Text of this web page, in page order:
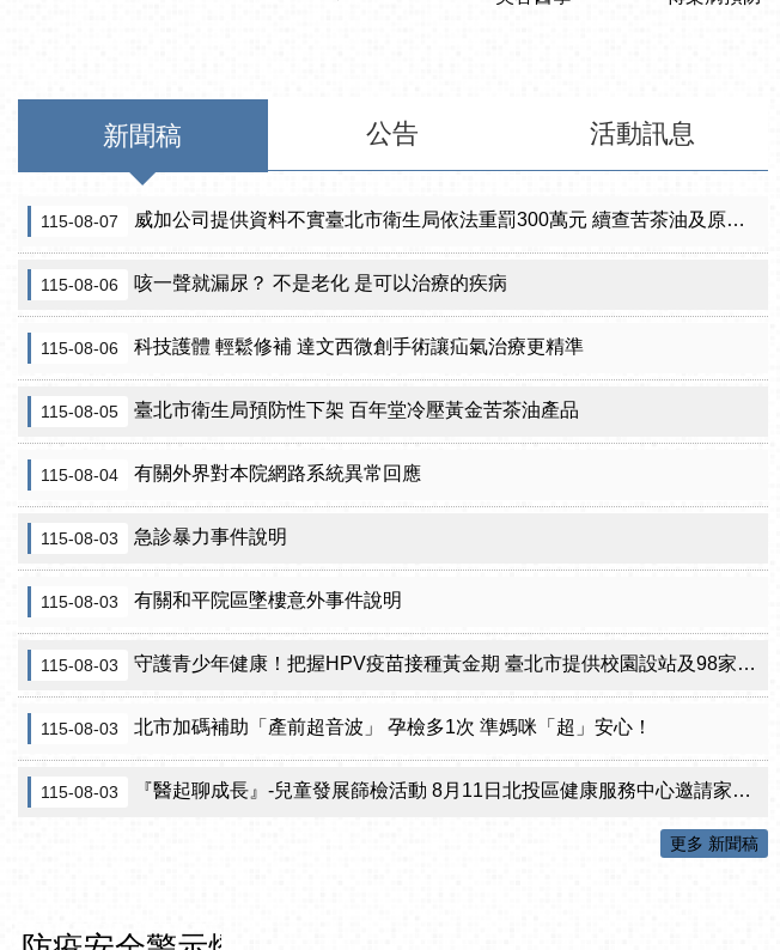
新聞稿 公告 活動訊息
115-08-07 威加公司提供資料不實臺北市衛生局依法重罰300萬元 續查苦茶油及原料下游
115-08-06 咳一聲就漏尿？ 不是老化 是可以治療的疾病
115-08-06 科技護體 輕鬆修補 達文西微創手術讓疝氣治療更精準
115-08-05 臺北市衛生局預防性下架 百年堂冷壓黃金苦茶油產品
115-08-04 有關外界對本院網路系統異常回應
115-08-03 急診暴力事件說明
115-08-03 有關和平院區墜樓意外事件說明
115-08-03 守護青少年健康！把握HPV疫苗接種黃金期 臺北市提供校園設站及98家合約院所接種服務
115-08-03 北市加碼補助「產前超音波」 孕檢多1次 準媽咪「超」安心！
115-08-03 『醫起聊成長』-兒童發展篩檢活動 8月11日北投區健康服務中心邀請家長做孩子最神氣的守護者！
更多 新聞稿